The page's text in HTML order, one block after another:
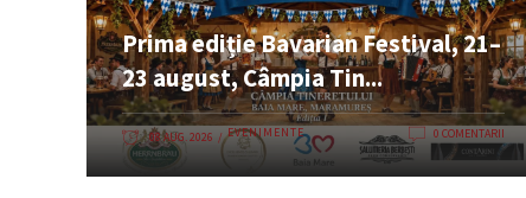
Prima ediție Bavarian Festival, 21–
23 august, Câmpia Tin...
08 AUG. 2026 EVENIMENTE 0 COMENTARII